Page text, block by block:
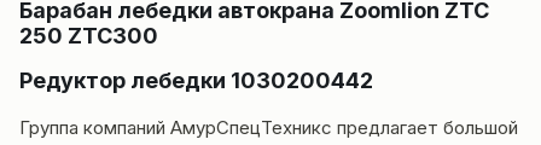
Барабан лебедки автокрана Zoomlion ZTC
250 ZTC300
Редуктор лебедки 1030200442
Группа компаний АмурСпецТехникс предлагает большой